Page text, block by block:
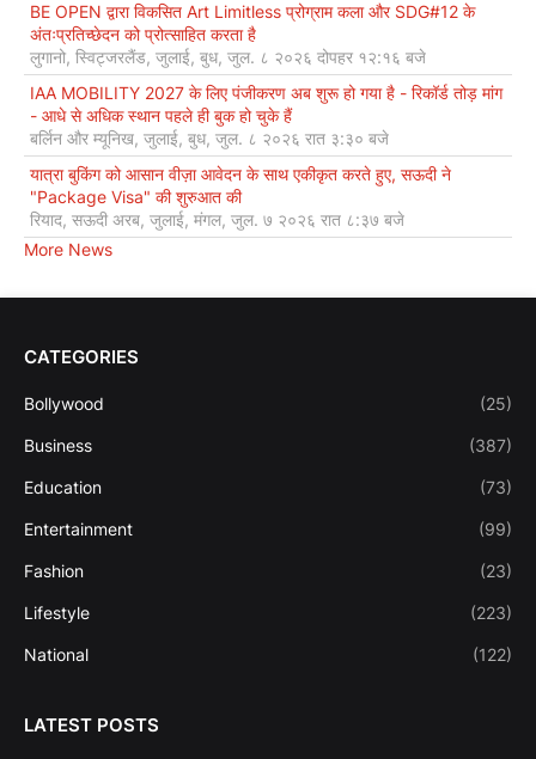
BE OPEN द्वारा विकसित Art Limitless प्रोग्राम कला और SDG#12 के
अंतःप्रतिच्छेदन को प्रोत्साहित करता है
लुगानो, स्विट्जरलैंड, जुलाई, बुध, जुल. ८ २०२६ दोपहर १२:१६ बजे
IAA MOBILITY 2027 के लिए पंजीकरण अब शुरू हो गया है - रिकॉर्ड तोड़ मांग
- आधे से अधिक स्थान पहले ही बुक हो चुके हैं
बर्लिन और म्यूनिख, जुलाई, बुध, जुल. ८ २०२६ रात ३:३० बजे
यात्रा बुकिंग को आसान वीज़ा आवेदन के साथ एकीकृत करते हुए, सऊदी ने
"Package Visa" की शुरुआत की
रियाद, सऊदी अरब, जुलाई, मंगल, जुल. ७ २०२६ रात ८:३७ बजे
More News
CATEGORIES
Bollywood (25)
Business (387)
Education (73)
Entertainment (99)
Fashion (23)
Lifestyle (223)
National (122)
LATEST POSTS